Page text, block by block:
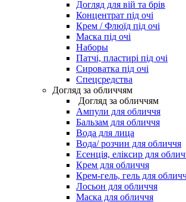
Догляд для вій та брів
Концентрат під очі
Крем / Флюїд під очі
Маска під очі
Наборы
Патчі, пластирі під очі
Сироватка під очі
Спецсредства
Догляд за обличчям
Догляд за обличчям
Ампули для обличчя
Бальзам для обличчя
Вода для лица
Вода/ розчин для обличчя
Есенція, еліксир для
Крем для обличчя
Крем-гель, гель для
Лосьон для обличчя
Маска для обличчя